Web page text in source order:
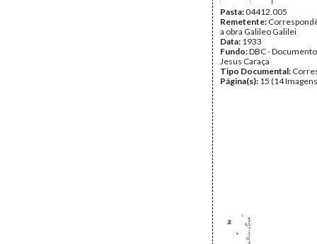
Pasta:04412.005
Remetente:
a obra Galileo Galilei
Data: 1933
Fundo:DBC -
Jesus Caraça
Tipo Documental:
Página(s): 15 (14